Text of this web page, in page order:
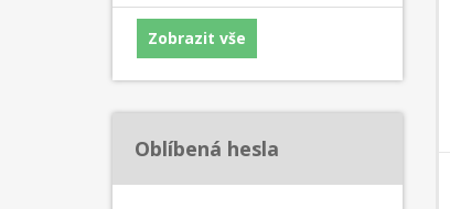
Zobrazit vše
Oblíbená hesla